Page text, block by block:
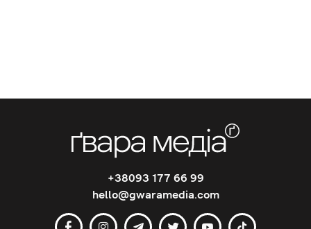
+38093 177 66 99
hello@gwaramedia.com